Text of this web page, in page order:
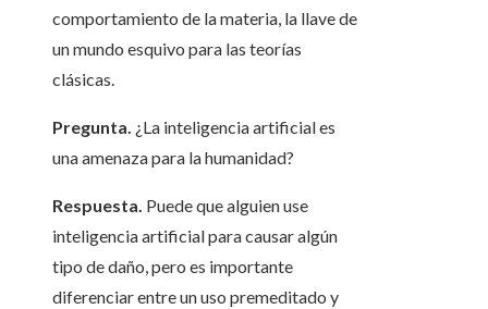
comportamiento de la materia, la llave de
un mundo esquivo para las teorías
clásicas.
Pregunta. ¿La inteligencia artificial es
una amenaza para la humanidad?
Respuesta. Puede que alguien use
inteligencia artificial para causar algún
tipo de daño, pero es importante
diferenciar entre un uso premeditado y